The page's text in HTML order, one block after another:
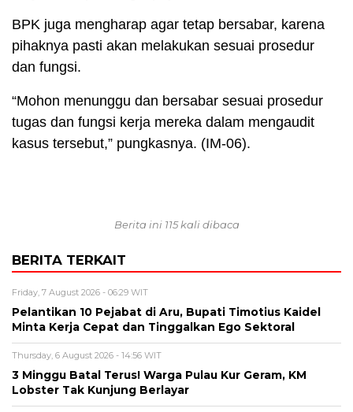
BPK juga mengharap agar tetap bersabar, karena
pihaknya pasti akan melakukan sesuai prosedur
dan fungsi.
“Mohon menunggu dan bersabar sesuai prosedur
tugas dan fungsi kerja mereka dalam mengaudit
kasus tersebut,” pungkasnya. (IM-06).
Berita ini 115 kali dibaca
BERITA TERKAIT
Friday, 7 August 2026 - 06:29 WIT
Pelantikan 10 Pejabat di Aru, Bupati Timotius Kaidel
Minta Kerja Cepat dan Tinggalkan Ego Sektoral
Thursday, 6 August 2026 - 14:56 WIT
3 Minggu Batal Terus! Warga Pulau Kur Geram, KM
Lobster Tak Kunjung Berlayar